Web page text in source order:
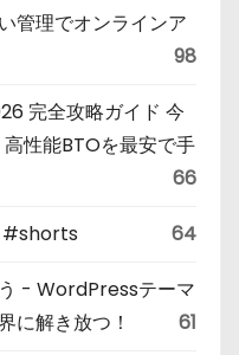
管理でオンラインア
98
完全攻略ガイド 今
性能BTOを最安で手
66
#shorts 64
- WordPressテーマ
に解き放つ！
61